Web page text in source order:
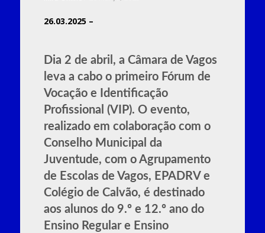
26.03.2025 –
Dia 2 de abril, a Câmara de Vagos
leva a cabo o primeiro Fórum de
Vocação e Identificação
Profissional (VIP). O evento,
realizado em colaboração com o
Conselho Municipal da
Juventude, com o Agrupamento
de Escolas de Vagos, EPADRV e
Colégio de Calvão, é destinado
aos alunos do 9.º e 12.º ano do
Ensino Regular e Ensino